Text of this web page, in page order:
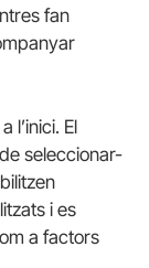
fan
l’inici. El
seleccionar-
i es
a factors